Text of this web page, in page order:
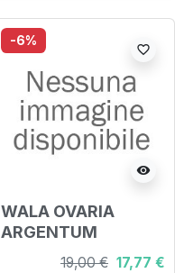
-6%
visibility
favorite_border
WALA OVARIA
ARGENTUM
GLOBULI 20 G
19,00 € 17,77 €